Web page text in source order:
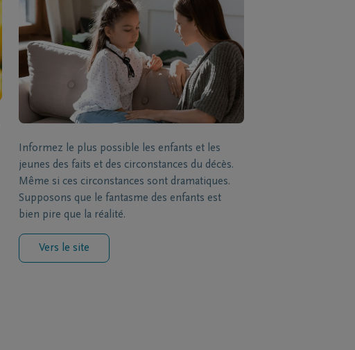
Informez le plus possible les enfants et les
jeunes des faits et des circonstances du décès.
Même si ces circonstances sont dramatiques.
Supposons que le fantasme des enfants est
bien pire que la réalité.
Vers le site